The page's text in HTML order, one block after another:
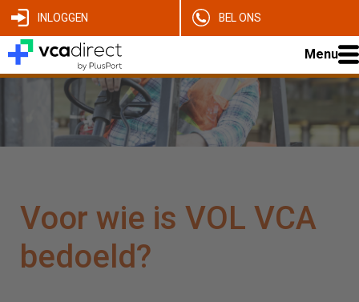
INLOGGEN BEL ONS
Menu
Voor wie is VOL VCA
bedoeld?